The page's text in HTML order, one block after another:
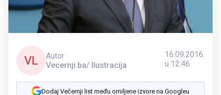
VL
Autor
Vecernji.ba/ Ilustracija
16.09.2016.
u 12:46
Dodaj Večernji list među omiljene izvore na Googleu